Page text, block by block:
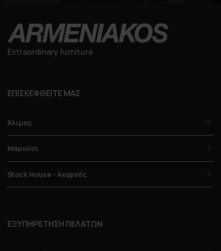
Extraordinary furniture
ΕΠΙΣΚΕΦΘΕΙΤΕ ΜΑΣ
Άλιμος
Μαρούσι
Stock House - Αχαρνές
ΕΞΥΠΗΡΕΤΗΣΗ ΠΕΛΑΤΩΝ